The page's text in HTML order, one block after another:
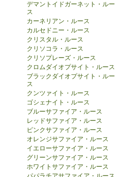
デマントイドガーネット・ルー
ス
カーネリアン・ルース
カルセドニー・ルース
クリスタル・ルース
クリソコラ・ルース
クリソプレーズ・ルース
クロムダイオプサイト・ルース
ブラックダイオプサイト・ルー
ス
クンツァイト・ルース
ゴシェナイト・ルース
ブルーサファイア・ルース
レッドサファイア・ルース
ピンクサファイア・ルース
オレンジサファイア・ルース
イエローサファイア・ルース
グリーンサファイア・ルース
ホワイトサファイア・ルース